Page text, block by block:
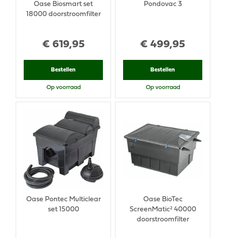
€ 619,95
Oase Biosmart set
18000 doorstroomfilter
Bestellen
Op voorraad
€ 499,95
Pondovac 3
Bestellen
Op voorraad
Oase Pontec Multiclear
set 15000
Oase BioTec
ScreenMatic² 40000
doorstroomfilter